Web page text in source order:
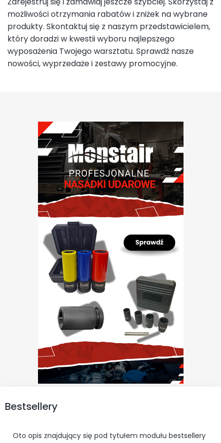
możliwości otrzymania rabatów i zniżek na wybrane
produkty. Skontaktuj się z naszym przedstawicielem,
który doradzi w kwestii wyboru najlepszego
wyposażenia Twojego warsztatu. Sprawdź nasze
nowości, wyprzedaże i zestawy promocyjne.
Bestsellery
Oto opis znajdujący się pod tytułem modułu bestsellery